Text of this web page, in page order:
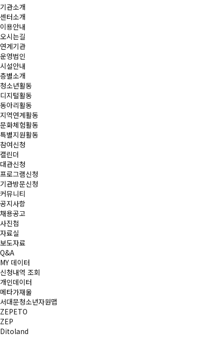
기관소개
센터소개
이용안내
오시는길
연계기관
운영법인
시설안내
층별소개
청소년활동
디지털활동
동아리활동
지역연계활동
문화체험활동
특별지원활동
참여신청
캘린더
대관신청
프로그램신청
기관방문신청
커뮤니티
공지사항
채용공고
사진첩
자료실
보도자료
Q&A
MY 데이터
신청내역 조회
개인데이터
메타가재울
서대문청소년자원맵
ZEPETO
ZEP
Ditoland